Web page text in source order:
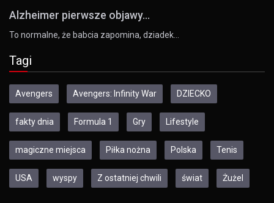
Alzheimer pierwsze objawy...
To normalne, że babcia zapomina, dziadek…
Tagi
Avengers Avengers: Infinity War DZIECKO
fakty dnia Formula 1 Gry Lifestyle
magiczne miejsca Piłka nożna Polska Tenis
USA wyspy Z ostatniej chwili świat Żużel